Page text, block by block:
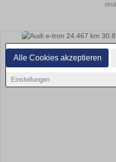
Alle Cookies akzeptieren
Einstellungen
sind.